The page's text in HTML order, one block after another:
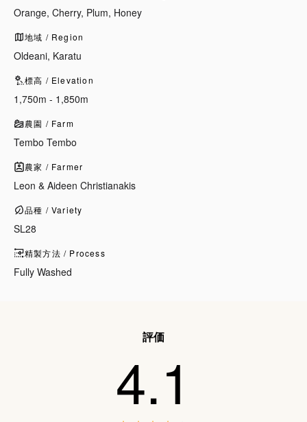
Orange, Cherry, Plum, Honey
地域 / Region
Oldeani, Karatu
標高 / Elevation
1,750m - 1,850m
農園 / Farm
Tembo Tembo
農家 / Farmer
Leon & Aideen Christianakis
品種 / Variety
SL28
精製方法 / Process
Fully Washed
評価
4.1